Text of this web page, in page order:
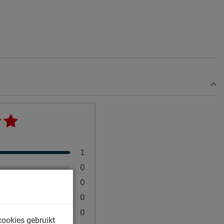
1
0
0
0
0
gebruikt